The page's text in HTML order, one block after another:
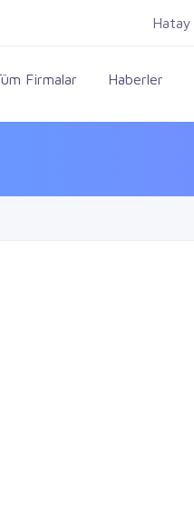
Firmalar Haberler
Hatay